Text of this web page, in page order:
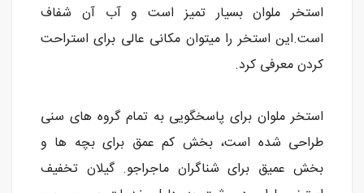
استخر ملوان بسیار تمیز است و آب آن شفاف
است.این استخر را میتوان مکانی عالی برای استراحت
کردن معرفی کرد.
استخر ملوان برای پاسخگویی به تمام گروه های سنی
طراحی شده است، بخش کم عمق برای بچه ها و
بخش عمیق برای شناگران ماجراجو. گیلان تخفیف